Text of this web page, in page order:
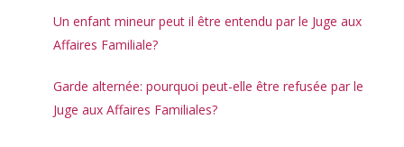
Un enfant mineur peut il être entendu par le Juge aux
Affaires Familiale?
Garde alternée: pourquoi peut-elle être refusée par le
Juge aux Affaires Familiales?